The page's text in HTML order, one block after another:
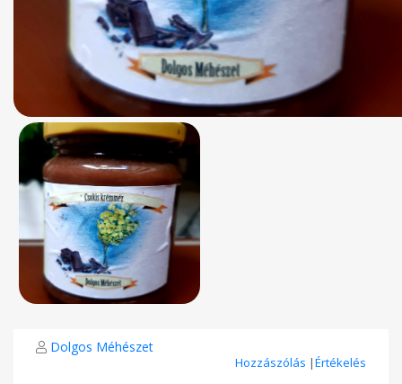
Dolgos Méhészet
Hozzászólás |Értékelés